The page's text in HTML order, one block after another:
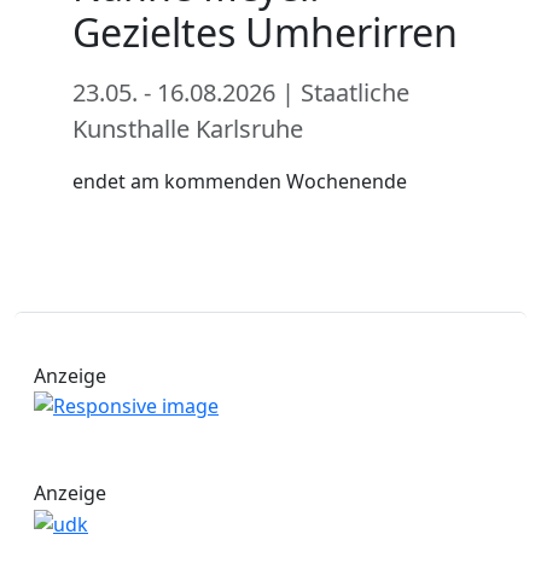
Gezieltes Umherirren
23.05. - 16.08.2026 | Staatliche
Kunsthalle Karlsruhe
endet am kommenden Wochenende
Anzeige
Anzeige